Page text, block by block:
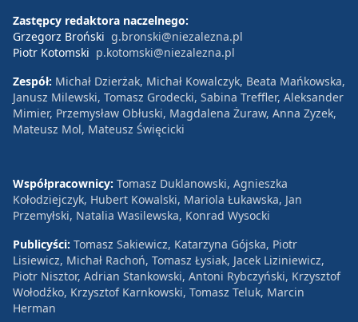
Zastępcy redaktora naczelnego:
Grzegorz Broński g.bronski@niezalezna.pl
Piotr Kotomski p.kotomski@niezalezna.pl
Zespół: Michał Dzierżak, Michał Kowalczyk, Beata Mańkowska,
Janusz Milewski, Tomasz Grodecki, Sabina Treffler, Aleksander
Mimier, Przemysław Obłuski, Magdalena Żuraw, Anna Zyzek,
Mateusz Mol, Mateusz Święcicki
Współpracownicy: Tomasz Duklanowski, Agnieszka
Kołodziejczyk, Hubert Kowalski, Mariola Łukawska, Jan
Przemyłski, Natalia Wasilewska, Konrad Wysocki
Publicyści: Tomasz Sakiewicz, Katarzyna Gójska, Piotr
Lisiewicz, Michał Rachoń, Tomasz Łysiak, Jacek Liziniewicz,
Piotr Nisztor, Adrian Stankowski, Antoni Rybczyński, Krzysztof
Wołodźko, Krzysztof Karnkowski, Tomasz Teluk, Marcin
Herman